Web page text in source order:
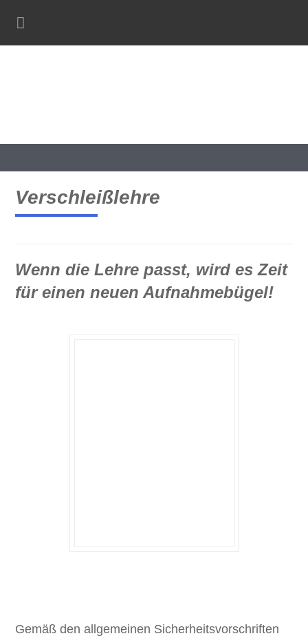
Verschleißlehre
Wenn die Lehre passt, wird es Zeit
für einen neuen Aufnahmebügel!
Gemäß den allgemeinen Sicherheitsvorschriften